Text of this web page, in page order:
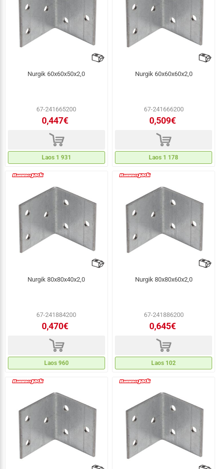
Nurgik 60x60x50x2,0
67-241665200
0,447€
d
Laos 1 931
Nurgik 60x60x60x2,0
67-241666200
0,509€
d
Laos 1 178
Nurgik 80x80x40x2,0
67-241884200
0,470€
d
Laos 960
Nurgik 80x80x60x2,0
67-241886200
0,645€
d
Laos 102